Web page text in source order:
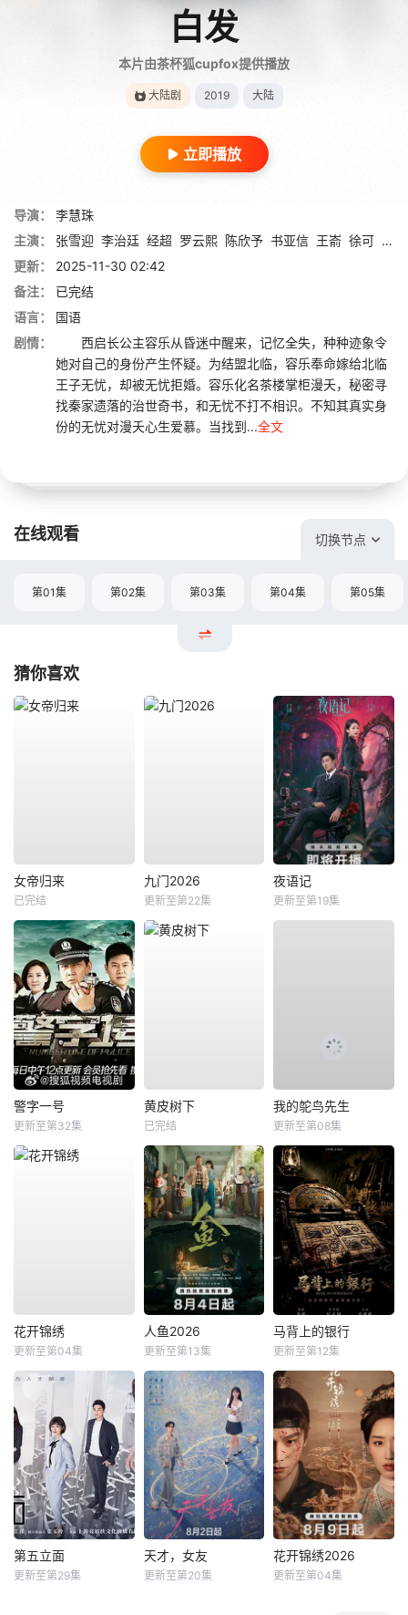
白发
本片由茶杯狐cupfox提供播放
大陆剧 2019 大陆
立即播放
导演：
李慧珠
主演：
张雪迎 李治廷 经超 罗云熙 陈欣予 书亚信 王嵛 徐可 高
更新：
2025-11-30 02:42
备注：
已完结
语言：
国语
剧情：
西启长公主容乐从昏迷中醒来，记忆全失，种种迹象令
她对自己的身份产生怀疑。为结盟北临，容乐奉命嫁给北临
王子无忧，却被无忧拒婚。容乐化名茶楼掌柜漫夭，秘密寻
找秦家遗落的治世奇书，和无忧不打不相识。不知其真实身
份的无忧对漫夭心生爱慕。当找到...全文
在线观看 切换节点
第01集 第02集 第03集 第04集 第05集
猜你喜欢
女帝归来
已完结
九门2026
更新至第22集
夜语记
更新至第19集
警字一号
更新至第32集
黄皮树下
已完结
我的鸵鸟先生
更新至第08集
花开锦绣
更新至第04集
人鱼2026
更新至第13集
马背上的银行
更新至第12集
第五立面
更新至第29集
天才，女友
更新至第20集
花开锦绣2026
更新至第04集